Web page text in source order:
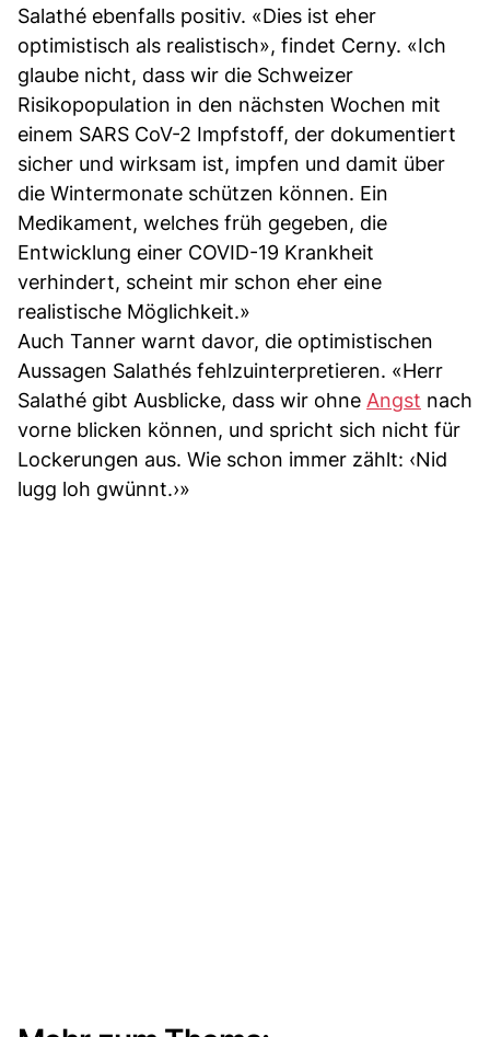
Salathé ebenfalls positiv. «Dies ist eher
optimistisch als realistisch», findet Cerny. «Ich
glaube nicht, dass wir die Schweizer
Risikopopulation in den nächsten Wochen mit
einem SARS CoV-2 Impfstoff, der dokumentiert
sicher und wirksam ist, impfen und damit über
die Wintermonate schützen können. Ein
Medikament, welches früh gegeben, die
Entwicklung einer COVID-19 Krankheit
verhindert, scheint mir schon eher eine
realistische Möglichkeit.»
Auch Tanner warnt davor, die optimistischen
Aussagen Salathés fehlzuinterpretieren. «Herr
Salathé gibt Ausblicke, dass wir ohne Angst nach
vorne blicken können, und spricht sich nicht für
Lockerungen aus. Wie schon immer zählt: ‹Nid
lugg loh gwünnt.›»